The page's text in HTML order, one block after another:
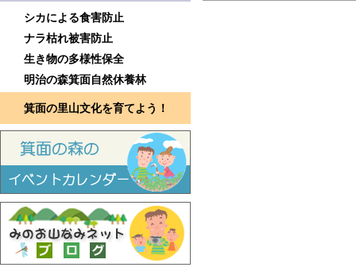
シカによる食害防止
ナラ枯れ被害防止
生き物の多様性保全
明治の森箕面自然休養林
箕面の里山文化を育てよう！